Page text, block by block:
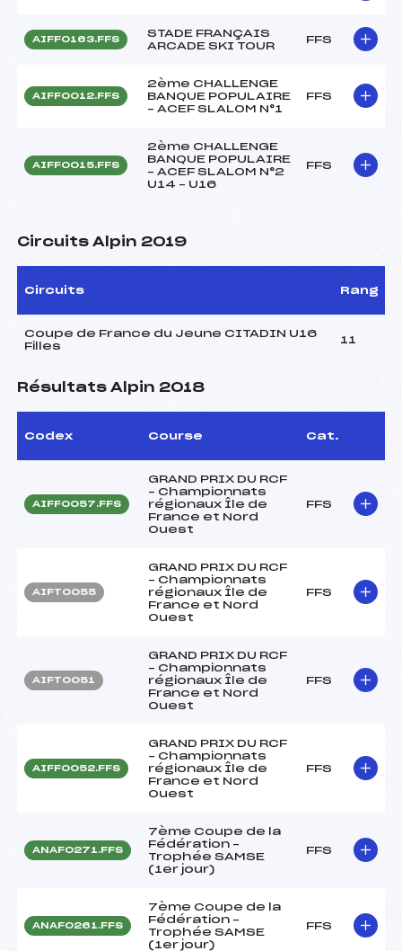
AIFF0163.FFS
STADE FRANÇAIS
ARCADE SKI TOUR
FFS
AIFF0012.FFS
2ème CHALLENGE
BANQUE POPULAIRE
– ACEF SLALOM N°1
FFS
AIFF0015.FFS
2ème CHALLENGE
BANQUE POPULAIRE
– ACEF SLALOM N°2
U14 – U16
FFS
Circuits Alpin 2019
Circuits Rang
Coupe de France du Jeune CITADIN U16
Filles
11
Résultats Alpin 2018
Codex Course Cat.
AIFF0057.FFS
GRAND PRIX DU RCF
– Championnats
régionaux Île de
France et Nord
Ouest
FFS
AIFT0055
GRAND PRIX DU RCF
– Championnats
régionaux Île de
France et Nord
Ouest
FFS
AIFT0051
GRAND PRIX DU RCF
– Championnats
régionaux Île de
France et Nord
Ouest
FFS
AIFF0052.FFS
GRAND PRIX DU RCF
– Championnats
régionaux Île de
France et Nord
Ouest
FFS
ANAF0271.FFS
7ème Coupe de la
Fédération –
Trophée SAMSE
(1er jour)
FFS
ANAF0261.FFS
7ème Coupe de la
Fédération –
Trophée SAMSE
(1er jour)
FFS